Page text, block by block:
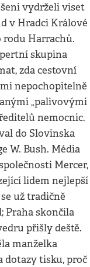
vydrželi viset
v Hradci Králové
Harrachů.
skupina
zda cestovní
nepochopitelně
„palivovými
nemocnic.
do Slovinska
W. Bush. Média
Mercer,
lidem nejlepší
už tradičně
Praha skončila
přišly deště.
manželka
dotazy tisku, proč